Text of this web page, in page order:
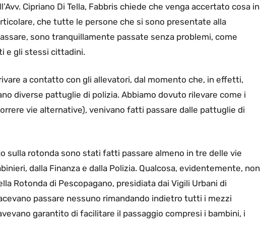
Cipriano Di Tella, Fabbris chiede che venga accertato cosa in
che tutte le persone che si sono presentate alla
sono tranquillamente passate senza problemi, come
e gli stessi cittadini.
a contatto con gli allevatori, dal momento che, in effetti,
diverse pattuglie di polizia. Abbiamo dovuto rilevare come i
vie alternative), venivano fatti passare dalle pattuglie di
sulla rotonda sono stati fatti passare almeno in tre delle vie
dalla Finanza e dalla Polizia. Qualcosa, evidentemente, non
Rotonda di Pescopagano, presidiata dai Vigili Urbani di
passare nessuno rimandando indietro tutti i mezzi
garantito di facilitare il passaggio compresi i bambini, i